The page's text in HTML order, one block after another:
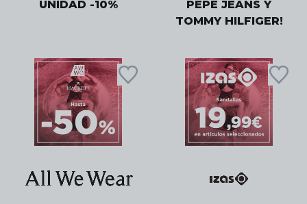
UNIDAD -10%
PEPE JEANS Y
TOMMY HILFIGER!